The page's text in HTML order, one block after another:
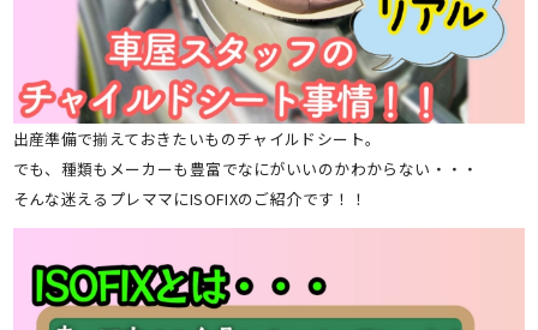
出産準備で揃えておきたいものチャイルドシート。
でも、種類もメーカーも豊富でなにがいいのかわからない・・・
そんな迷えるプレママにISOFIXのご紹介です！！